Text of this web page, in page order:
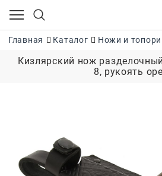
Главная Каталог Ножи и
Кизлярский нож
8, рукоять